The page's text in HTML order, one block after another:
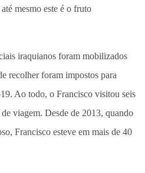
mesmo este é o fruto
iraquianos foram mobilizados
recolher foram impostos para
Ao todo, o Francisco visitou seis
viagem. Desde de 2013, quando
Francisco esteve em mais de 40